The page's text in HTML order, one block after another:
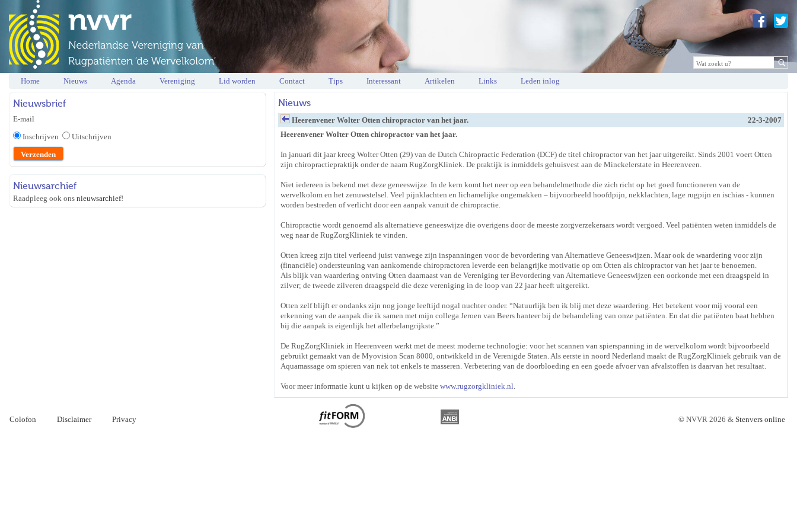
Home Nieuws Agenda Vereniging Lid worden Contact Tips Interessant Artikelen Links Leden inlog
Nieuws
Heerenvener Wolter Otten chiropractor van het jaar.
22-3-2007
Heerenvener Wolter Otten chiropractor van het jaar.
In januari dit jaar kreeg Wolter Otten (29) van de Dutch Chiropractic Federation (DCF) de titel chiropractor van het jaar uitgereikt. Sinds 2001 voert Otten
zijn chiropractiepraktijk onder de naam RugZorgKliniek. De praktijk is inmiddels gehuisvest aan de Minckelerstate in Heerenveen.
Niet iedereen is bekend met deze geneeswijze. In de kern komt het neer op een behandelmethode die zich richt op het goed functioneren van de
wervelkolom en het zenuwstelsel. Veel pijnklachten en lichamelijke ongemakken – bijvoorbeeld hoofdpijn, nekklachten, lage rugpijn en ischias - kunnen
worden bestreden of verlicht door een aanpak vanuit de chiropractie.
Chiropractie wordt genoemd als alternatieve geneeswijze die overigens door de meeste zorgverzekeraars wordt vergoed. Veel patiënten weten inmiddels de
weg naar de RugZorgKliniek te vinden.
Otten kreeg zijn titel verleend juist vanwege zijn inspanningen voor de bevordering van Alternatieve Geneeswijzen. Maar ook de waardering voor zijn
(financiële) ondersteuning van aankomende chiropractoren leverde een belangrijke motivatie op om Otten als chiropractor van het jaar te benoemen.
Als blijk van waardering ontving Otten daarnaast van de Vereniging ter Bevordering van Alternatieve Geneeswijzen een oorkonde met een draagspeld in
zilver; de tweede zilveren draagspeld die deze vereniging in de loop van 22 jaar heeft uitgereikt.
Otten zelf blijft er ondanks zijn nog jonge leeftijd nogal nuchter onder. “Natuurlijk ben ik blij met deze waardering. Het betekent voor mij vooral een
erkenning van de aanpak die ik samen met mijn collega Jeroen van Beers hanteer bij de behandeling van onze patiënten. En dat die patiënten baat hebben
bij die aanpak is eigenlijk het allerbelangrijkste.”
De RugZorgKliniek in Heerenveen werkt met de meest moderne technologie: voor het scannen van spierspanning in de wervelkolom wordt bijvoorbeeld
gebruikt gemaakt van de Myovision Scan 8000, ontwikkeld in de Verenigde Staten. Als eerste in noord Nederland maakt de RugZorgKliniek gebruik van de
Aquamassage om spieren van nek tot enkels te masseren. Verbetering van de doorbloeding en een goede afvoer van afvalstoffen is daarvan het resultaat.
Voor meer informatie kunt u kijken op de website www.rugzorgkliniek.nl.
Nieuwsbrief
E-mail
Inschrijven
Uitschrijven
Nieuwsarchief
Raadpleeg ook ons nieuwsarchief!
© NVVR 2026 & Stenvers online
Colofon Disclaimer Privacy